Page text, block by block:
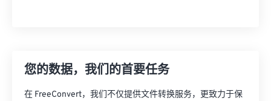
您的数据，我们的首要任务
在 FreeConvert，我们不仅提供文件转换服务，更致力于保